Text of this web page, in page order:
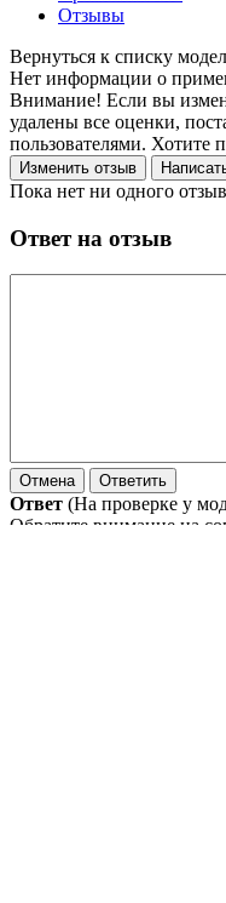
Отзывы
Нет информации о
Внимание! Если вы
удалены все оценки,
пользователями. Хотите
Пока нет ни одного
Ответ на отзыв
Ответ (На проверке у
Обратите внимание на